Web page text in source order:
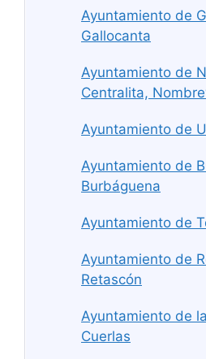
Ayuntamiento de
Gallocanta
Ayuntamiento de
Centralita,
Ayuntamiento de
Ayuntamiento de
Burbáguena
Ayuntamiento de
Ayuntamiento de
Retascón
Ayuntamiento de
Cuerlas